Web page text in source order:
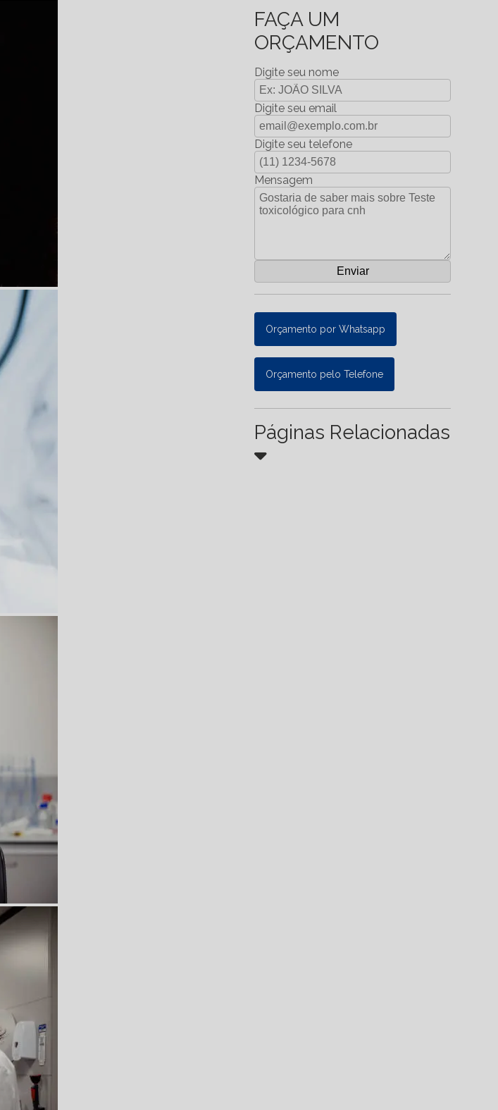
FAÇA UM
ORÇAMENTO
Digite seu nome
Digite seu email
Digite seu telefone
Mensagem
Orçamento por Whatsapp
Orçamento pelo Telefone
Páginas Relacionadas